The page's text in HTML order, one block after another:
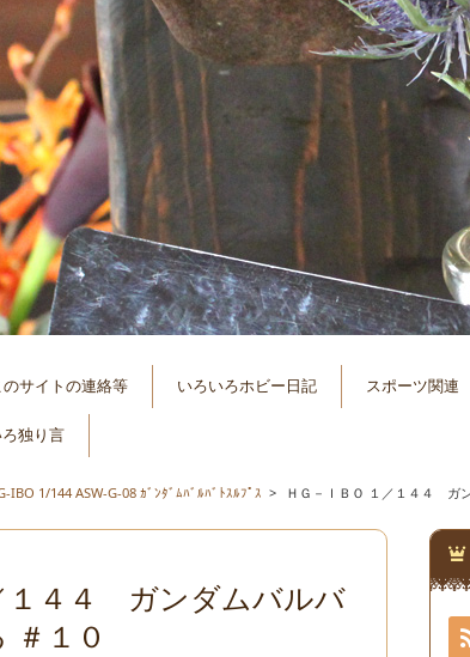
のサイトの連絡等 いろいろホビー日記 スポーツ関連
独り言
1/144 ASW-G-08 ｶﾞﾝﾀﾞﾑﾊﾞﾙﾊﾞﾄｽﾙﾌﾟｽ > ＨＧ－ＩＢＯ １／１４４ ガ
１４４ ガンダムバルバ
＃１０